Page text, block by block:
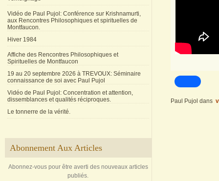
Vidéo de Paul Pujol: Conférence sur Krishnamurti,
aux Rencontres Philosophiques et spirituelles de
Montfaucon.
Hiver 1984
Affiche des Rencontres Philosophiques et
Spirituelles de Montfaucon
19 au 20 septembre 2026 à TREVOUX: Séminaire
connaissance de soi avec Paul Pujol
Vidéo de Paul Pujol: Concentration et attention,
dissemblances et qualités réciproques.
Le tonnerre de la vérité.
Abonnement Aux Articles
Abonnez-vous pour être averti des nouveaux articles
publiés.
Paul Pujol dans